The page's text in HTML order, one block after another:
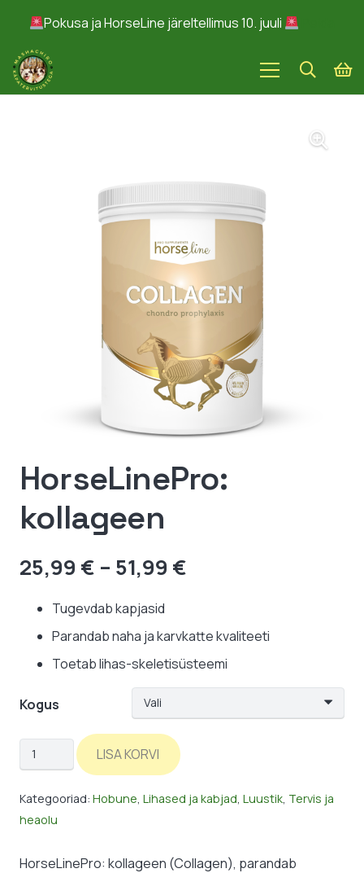
Pokusa ja HorseLine järeltellimus 10. juuli
HorseLinePro:
kollageen
25,99 € – 51,99 €
51,99 €
Tugevdab kapjasid
Parandab naha ja karvkatte kvaliteeti
Toetab lihas-skeletisüsteemi
Kogus
HorseLinePro:
kollageen
kogus
LISA KORVI
Kategooriad: Hobune Lihased ja kabjad Luustik Tervis ja
heaolu
HorseLinePro: kollageen (Collagen), parandab